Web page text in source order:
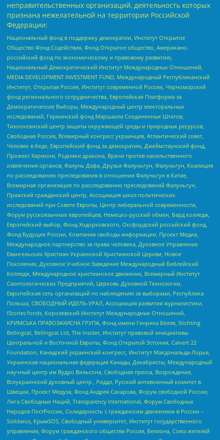
неправительственных организаций, деятельность которых
признана нежелательной на территории Российской
Федерации:
Национальный фонд в поддержку демократии, Институт Открытое
Общество Фонд Содействия, Фонд Открытое общество, Американо-
российский фонд по экономическому и правовому развитию,
Национальный Демократический Институт Международных Отношений,
MEDIA DEVELOPMENT INVESTMENT FUND, Международный Республиканский
Институт, Открытая Россия, Институт современной России, Черноморский
фонд регионального сотрудничества, Европейская Платформа за
Демократические Выборы, Международный центр электоральных
исследований, Германский фонд Маршалла Соединенных Штатов,
Тихоокеанский центр защиты окружающей среды и природных ресурсов,
Свободная Россия, Всемирный конгресс украинцев, Атлантический совет,
Человек в беде, Европейский фонд за демократию, Джеймстаунский фонд,
Прожект Хармони, Родники дракона, Врачи против насильственного
извлечения органов, Фалунь Дафа, Друзья Фалуньгун, Фалуньгун, Коалиция
по расследованию преследования в отношении Фалуньгун в Китае,
Всемирная организация по расследованию преследований Фалуньгун,
Пражский гражданский центр, Ассоциация школ политических
исследований при Совете Европы, Центр либеральной современности,
Форум русскоязычных европейцев, Немецко-русский обмен, Бард колледж,
Европейский выбор, Фонд Ходорковского, Оксфордский российский фонд,
Фонд Будущее России, Компания свободы информации, Проект Медиа,
Международное партнерство за права человека, Духовное Управление
Евангельских Христиан Украинской Христианской Церкви, Новое
Поколение, Духовное Учебное Заведение Международный Библейский
Колледж, Международное христианское движение, Всемирный Институт
Саентологических Предприятий, Церковь Духовной Технологии,
Европейская сеть организаций по наблюдению за выборами, Республика
Польша, СВОБОДНЫЙ ИДЕЛЬ-УРАЛ, Ассоциация развития журналистики,
IStories fonds, Королевский Институт Международных Отношений,
КРИМСЬКА ПРАВОЗАХИСНА ГРУПА, Фонд имени Генриха Бёлля, Stichting
Bellingcat, Bellingcat Ltd, The Insider, Институт правовой инициативы
Центральной и Восточной Европы, Фонд Открытой Эстонии, Calvert 22
Foundation, Канадский украинский конгресс, Институт Макдональда-Лорье,
Украинская национальная федерация Канады, Декабристы, Международный
научный центр им Вудро Вильсона, Свободная пресса, Возрождение,
Всеукраинский духовный центр , Риддл, Русский антивоенный комитет в
Швеции, Проект Медуза, Фонд Андрея Сахарова, Форум свободной России,
Лига Свободных Наций, Transparеncy International, Форум Свободных
Народов ПостРоссии, Солидарность с гражданским движением в России –
Solidarus, КрымSOS, Свободный университет, Институт государственного
управления, Форум гражданского общества Россия, Беллона, Союз жителей